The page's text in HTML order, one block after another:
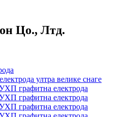
Цо., Лтд.
ултра велике снаге
графитна електрода
графитна електрода
графитна електрода